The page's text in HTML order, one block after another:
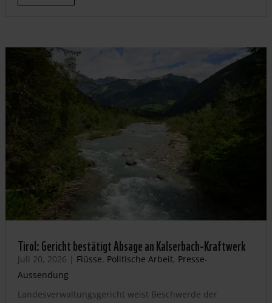
Tirol: Gericht bestätigt Absage an Kalserbach-Kraftwerk
Juli 20, 2026 | Flüsse, Politische Arbeit, Presse-
Aussendung
Landesverwaltungsgericht weist Beschwerde der